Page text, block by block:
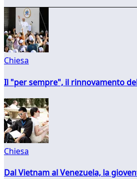
Chiesa
Il "per sempre", il rinnovamento
Chiesa
Dal Vietnam al Venezuela, la